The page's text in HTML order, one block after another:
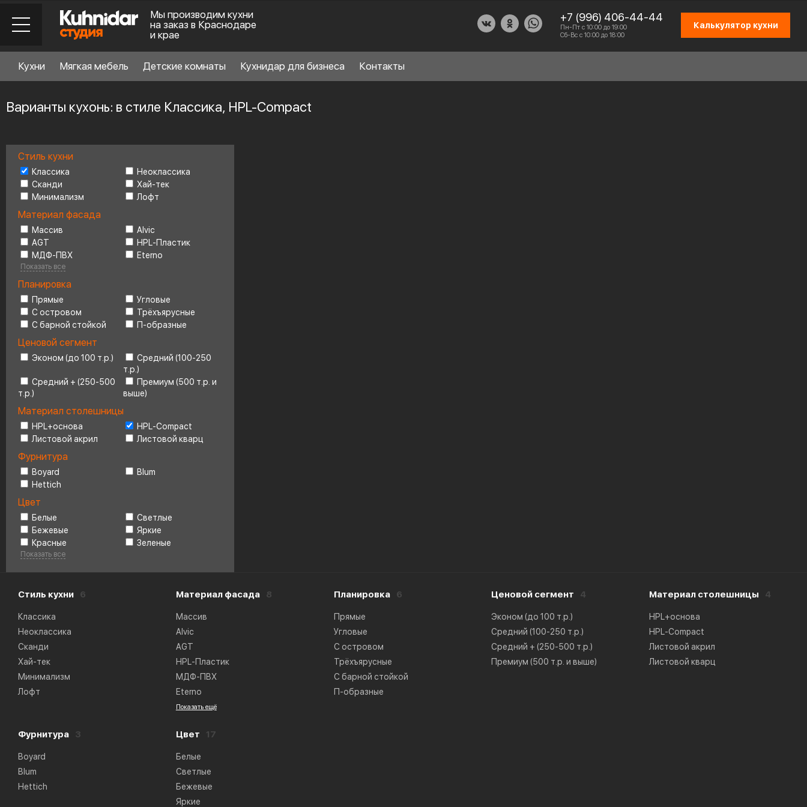
Мы производим кухни
на заказ в Краснодаре
и крае
+7 (996) 406-44-44
Пн-Пт с 10:00 до 19:00
Сб-Вс с 10:00 до 18:00
Калькулятор кухни
Стиль кухни
Материал фасада
Планировка
Ценовой сегмент
Кухни Мягкая мебель Детские комнаты Кухнидар для бизнеса Контакты
Варианты кухонь: в стиле Классика, HPL-Compact
Стиль кухни
Классика
Неоклассика
Сканди
Хай-тек
Минимализм
Лофт
Материал фасада
Массив
Alvic
AGT
HPL-Пластик
МДФ-ПВХ
Eterno
Показать все
Планировка
Прямые
Угловые
С островом
Трёхъярусные
С барной стойкой
П-образные
Ценовой сегмент
Эконом (до 100 т.р.)
Средний (100-250
т.р.)
Средний + (250-500
т.р.)
Премиум (500 т.р. и
выше)
Материал столешницы
HPL+основа
HPL-Compact
Листовой акрил
Листовой кварц
Фурнитура
Boyard
Blum
Hettich
Цвет
Белые
Светлые
Бежевые
Яркие
Красные
Зеленые
Показать все
Стиль кухни 6
Классика
Неоклассика
Сканди
Хай-тек
Минимализм
Лофт
Материал фасада 8
Массив
Alvic
AGT
HPL-Пластик
МДФ-ПВХ
Eterno
Показать ещё
Планировка 6
Прямые
Угловые
С островом
Трёхъярусные
С барной стойкой
П-образные
Ценовой сегмент 4
Эконом (до 100 т.р.)
Средний (100-250 т.р.)
Средний + (250-500 т.р.)
Премиум (500 т.р. и выше)
Материал столешницы 4
HPL+основа
HPL-Compact
Листовой акрил
Листовой кварц
Фурнитура 3
Boyard
Blum
Hettich
Цвет 17
Белые
Светлые
Бежевые
Яркие